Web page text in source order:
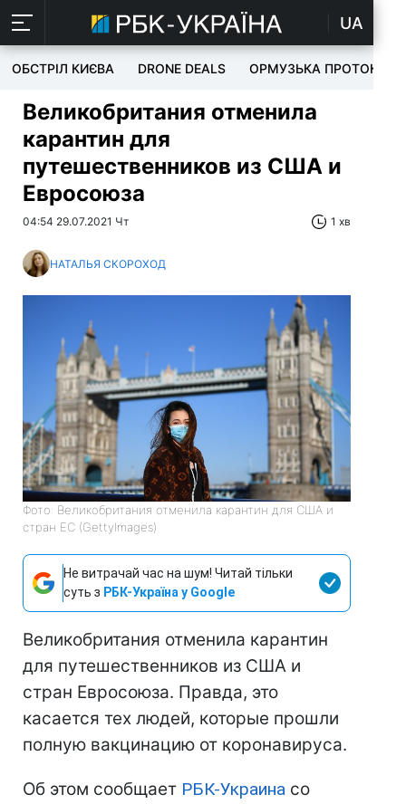
UA
ОБСТРІЛ КИЄВА DRONE DEALS ОРМУЗЬКА ПРОТОКА
Великобритания отменила
карантин для
путешественников из США и
Евросоюза
04:54 29.07.2021 Чт 1 хв
НАТАЛЬЯ СКОРОХОД
Фото: Великобритания отменила карантин для США и
стран ЕС (GettyImages)
Не витрачай час на шум! Читай тільки
суть з РБК-Україна у Google
Великобритания отменила карантин
для путешественников из США и
стран Евросоюза. Правда, это
касается тех людей, которые прошли
полную вакцинацию от коронавируса.
Об этом сообщает РБК-Украина со